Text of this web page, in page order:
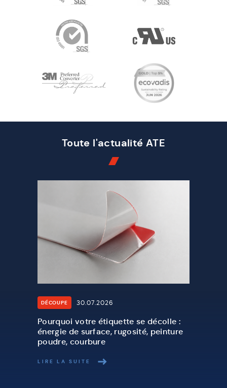
Toute l'actualité ATE
DÉCOUPE 30.07.2026
Pourquoi votre étiquette se décolle :
énergie de surface, rugosité, peinture
poudre, courbure
LIRE LA SUITE